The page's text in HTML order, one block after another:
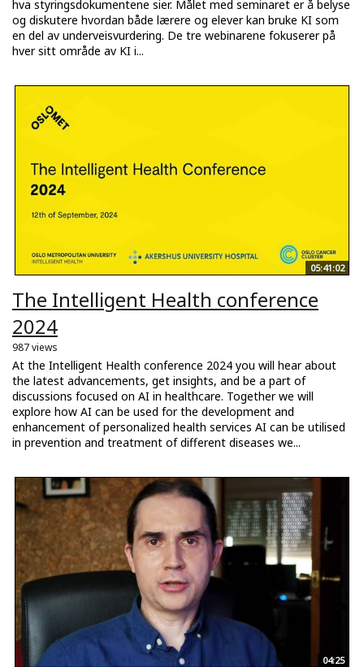
hva styringsdokumentene sier. Målet med seminaret er å belyse
og diskutere hvordan både lærere og elever kan bruke KI som
en del av underveisvurdering. De tre webinarene fokuserer på
hver sitt område av KI i...
05:41:02
The Intelligent Health conference
2024
987 views
At the Intelligent Health conference 2024 you will hear about
the latest advancements, get insights, and be a part of
discussions focused on AI in healthcare. Together we will
explore how AI can be used for the development and
enhancement of personalized health services AI can be utilised
in prevention and treatment of different diseases we...
04:25